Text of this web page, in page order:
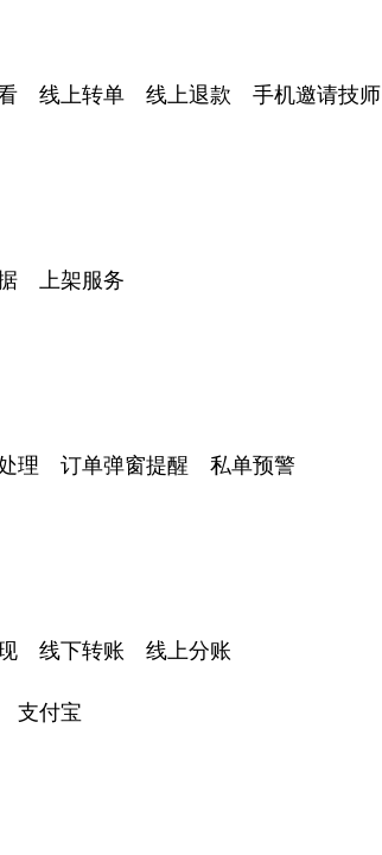
线上转单 线上退款 手机邀请技师
上架服务
理 订单弹窗提醒 私单预警
线下转账 线上分账
付宝